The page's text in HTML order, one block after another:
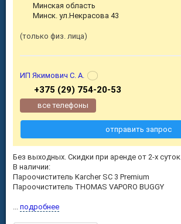
Без выходных. Скидки при аренде от 2-х суток.
В наличии:
Пароочиститель Karcher SC 3 Premium
Пароочиститель THOMAS VAPORO BUGGY
подробнее
Минская область
Минск. ул.Некрасова 43
только физ. лица
ИП Якимович С. А.
+375 (29) 754-20-53
все телефоны
отправить запрос